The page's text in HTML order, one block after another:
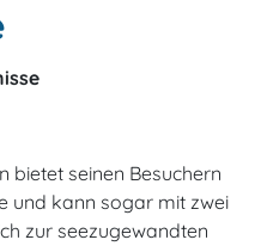
seinen Besuchern
und kann sogar mit zwei
zur seezugewandten